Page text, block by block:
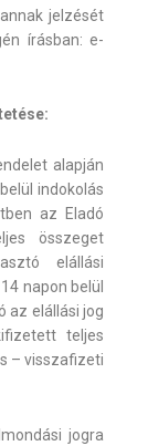
jelzését
írásban: e-
alapján
indokolás
az Eladó
összeget
elállási
napon belül
az elállási jog
teljes
– visszafizeti
jogra